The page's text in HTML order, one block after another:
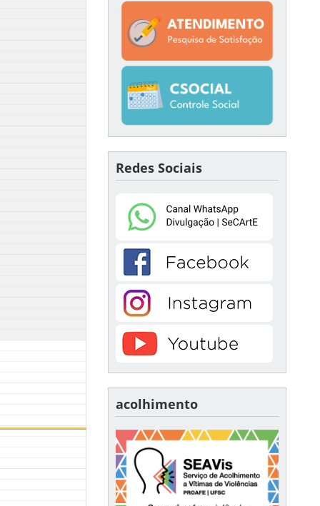
Redes Sociais
acolhimento